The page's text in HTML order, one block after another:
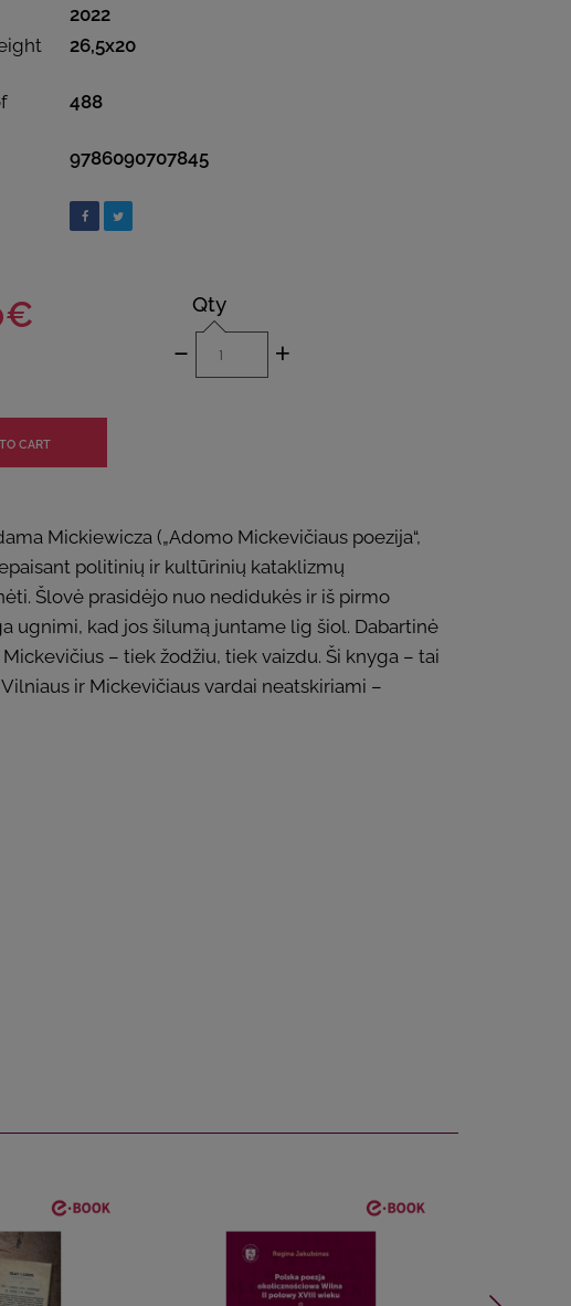
2022
26,5x20
488
9786090707845
Qty
- +
Mickiewicza („Adomo Mickevičiaus poezija“,
politinių ir kultūrinių kataklizmų
Šlovė prasidėjo nuo nedidukės ir iš pirmo
ugnimi, kad jos šilumą juntame lig šiol. Dabartinė
– tiek žodžiu, tiek vaizdu. Ši knyga – tai
ir Mickevičiaus vardai neatskiriami –